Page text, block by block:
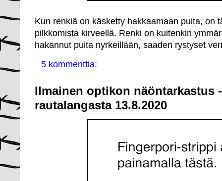
Kun renkiä on käsketty hakkaamaan puita, on
pilkkomista kirveellä. Renki on kuitenkin
hakannut puita nyrkeillään, saaden rystyset
5 kommenttia:
Ilmainen optikon näöntarkastus
rautalangasta 13.8.2020